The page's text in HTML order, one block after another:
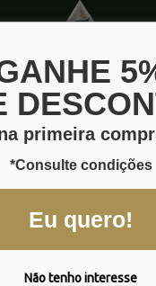
primeira
*Consulte condições
Eu quero!
Não tenho interesse
Erva Doce